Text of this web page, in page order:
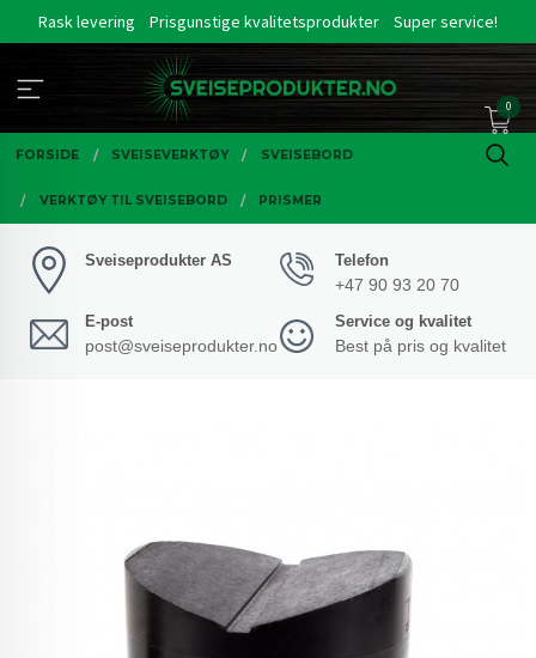
Rask levering Prisgunstige kvalitetsprodukter Super service!
0
FORSIDE SVEISEVERKTØY SVEISEBORD
VERKTØY TIL SVEISEBORD PRISMER
Sveiseprodukter AS Telefon
+47 90 93 20 70
E-post
post@sveiseprodukter.no
Service og kvalitet
Best på pris og kvalitet